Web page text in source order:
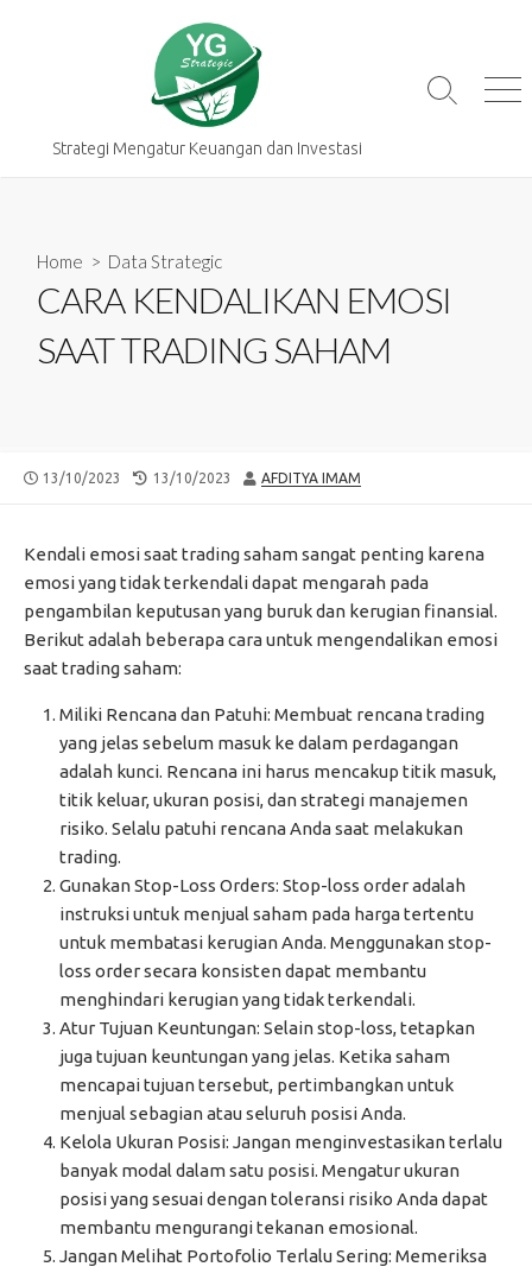
Strategi Mengatur Keuangan dan Investasi
Search
Home > Data Strategic
CARA KENDALIKAN EMOSI
SAAT TRADING SAHAM
PUBLISHED
13/10/2023
LAST
13/10/2023 AUTHOR
AFDITYA IMAM
Kendali emosi saat trading saham sangat penting karena
emosi yang tidak terkendali dapat mengarah pada
pengambilan keputusan yang buruk dan kerugian finansial.
Berikut adalah beberapa cara untuk mengendalikan emosi
saat trading saham:
Miliki Rencana dan Patuhi: Membuat rencana trading
yang jelas sebelum masuk ke dalam perdagangan
adalah kunci. Rencana ini harus mencakup titik masuk,
titik keluar, ukuran posisi, dan strategi manajemen
risiko. Selalu patuhi rencana Anda saat melakukan
trading.
Gunakan Stop-Loss Orders: Stop-loss order adalah
instruksi untuk menjual saham pada harga tertentu
untuk membatasi kerugian Anda. Menggunakan stop-
loss order secara konsisten dapat membantu
menghindari kerugian yang tidak terkendali.
Atur Tujuan Keuntungan: Selain stop-loss, tetapkan
juga tujuan keuntungan yang jelas. Ketika saham
mencapai tujuan tersebut, pertimbangkan untuk
menjual sebagian atau seluruh posisi Anda.
Kelola Ukuran Posisi: Jangan menginvestasikan terlalu
banyak modal dalam satu posisi. Mengatur ukuran
posisi yang sesuai dengan toleransi risiko Anda dapat
membantu mengurangi tekanan emosional.
Jangan Melihat Portofolio Terlalu Sering: Memeriksa